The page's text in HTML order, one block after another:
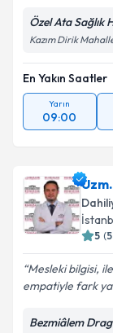
Özel Ata Sağlık
Kazım Dirik
En Yakın Saatler
Yarın
09:00
5 (
Mesleki bilgisi,
empatiyle fark
Bezmiâlem